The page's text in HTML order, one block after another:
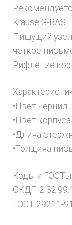
Krause G-BASE.
Пишущий
четкое
Рифление
•Цвет чернил
•Цвет
•Длина
•Толщина
Коды и ГОСТы:
ОКДП 2
ГОСТ 29211-91